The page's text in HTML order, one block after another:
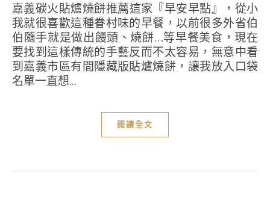
嘉義碳火貼爐燒餅推薦這家『早安早點』，從小
我就很喜歡這種眷村味的早餐，以前很多外省伯
伯隨手就是做出饅頭、燒餅…等早餐美食，現在
要找到這樣傳統的手藝反而不太容易，無意中看
到嘉義市區有間隱藏版貼爐燒餅，讓我放入口袋
名單一直想...
閱讀全文